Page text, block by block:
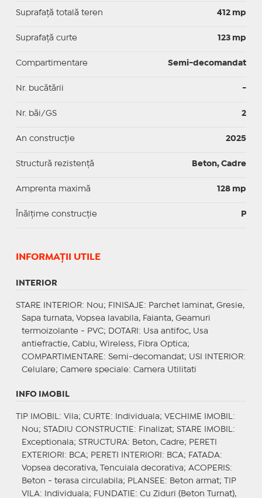
Suprafață totală teren 412 mp
Suprafaţă curte 123 mp
Compartimentare Semi-decomandat
Nr. bucătării -
Nr. băi/GS 2
An construcție 2025
Structură rezistență Beton, Cadre
Amprenta maximă 128 mp
Înălțime construcție P
INFORMAŢII UTILE
INTERIOR
STARE INTERIOR: Nou; FINISAJE : Parchet laminat, Gresie,
Sapa turnata, Vopsea lavabila, Faianta, Geamuri
termoizolante - PVC;
DOTARI : Usa antifoc, Usa
antiefractie, Cablu, Wireless, Fibra Optica;
COMPARTIMENTARE : Semi-decomandat; USI INTERIOR:
Celulare; Camere speciale: Camera Utilitati
INFO IMOBIL
TIP IMOBIL : Vila; CURTE : Individuala; VECHIME IMOBIL :
Nou; STADIU CONSTRUCTIE : Finalizat; STARE IMOBIL :
Exceptionala; STRUCTURA: Beton, Cadre; PERETI
EXTERIORI : BCA; PERETI INTERIORI : BCA; FATADA:
Vopsea decorativa, Tencuiala decorativa; ACOPERIS:
Beton - terasa circulabila; PLANSEE : Beton armat;
TIP
VILA: Individuala; FUNDATIE : Cu Ziduri (Beton Turnat),